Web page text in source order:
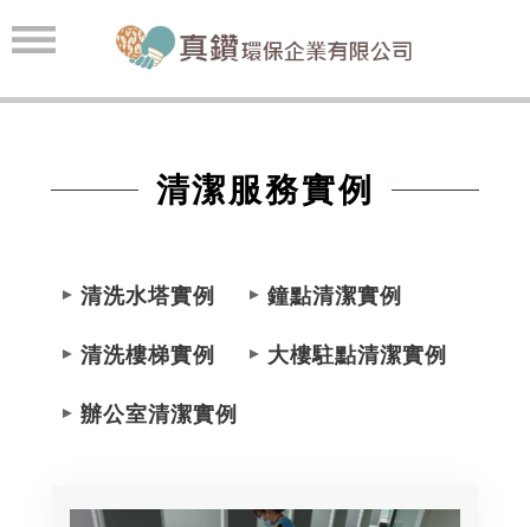
清潔服務實例
清洗水塔實例 鐘點清潔實例
清洗樓梯實例 大樓駐點清潔實例
辦公室清潔實例